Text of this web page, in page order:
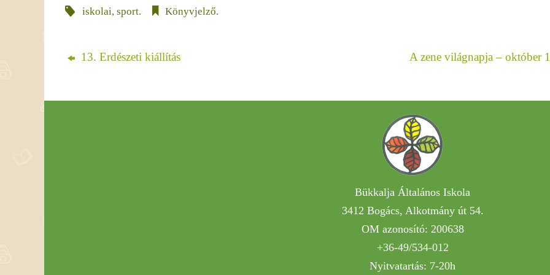
iskolai, sport. Könyvjelző.
13. Erdészeti kiállítás A zene világnapja – október
Bükkalja Általános Iskola
3412 Bogács, Alkotmány út 54.
OM azonosító: 200638
+36-49/534-012
Nyitvatartás: 7-20h